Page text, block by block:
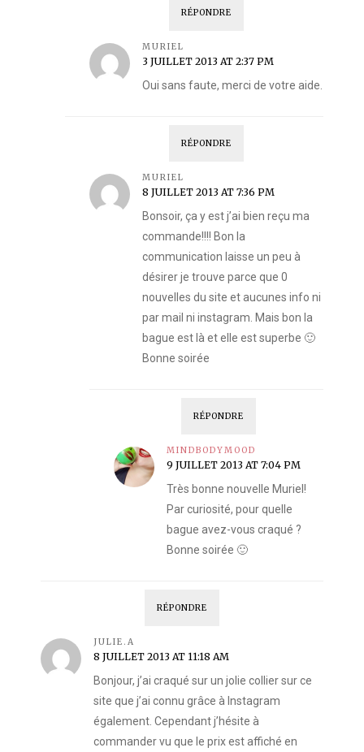
RÉPONDRE
MURIEL
3 JUILLET 2013 AT 2:37 PM
Oui sans faute, merci de votre aide.
RÉPONDRE
MURIEL
8 JUILLET 2013 AT 7:36 PM
Bonsoir, ça y est j’ai bien reçu ma
commande!!!! Bon la
communication laisse un peu à
désirer je trouve parce que 0
nouvelles du site et aucunes info ni
par mail ni instagram. Mais bon la
bague est là et elle est superbe 🙂
Bonne soirée
RÉPONDRE
MINDBODYMOOD
9 JUILLET 2013 AT 7:04 PM
Très bonne nouvelle Muriel!
Par curiosité, pour quelle
bague avez-vous craqué ?
Bonne soirée 🙂
RÉPONDRE
JULIE.A
8 JUILLET 2013 AT 11:18 AM
Bonjour, j’ai craqué sur un jolie collier sur ce
site que j’ai connu grâce à Instagram
également. Cependant j’hésite à
commander vu que le prix est affiché en